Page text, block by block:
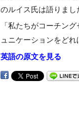
のルイス氏は語りまし
「私たちがコーチン
ュニケーションをど
英語の原文を見る